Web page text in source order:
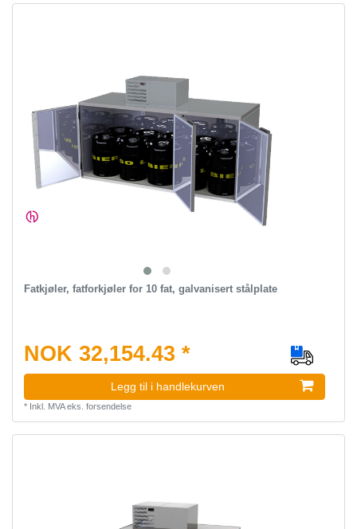
Fatkjøler, fatforkjøler for 10 fat, galvanisert stålplate
NOK 32,154.43 *
Legg til i handlekurven
* Inkl. MVAeks. forsendelse